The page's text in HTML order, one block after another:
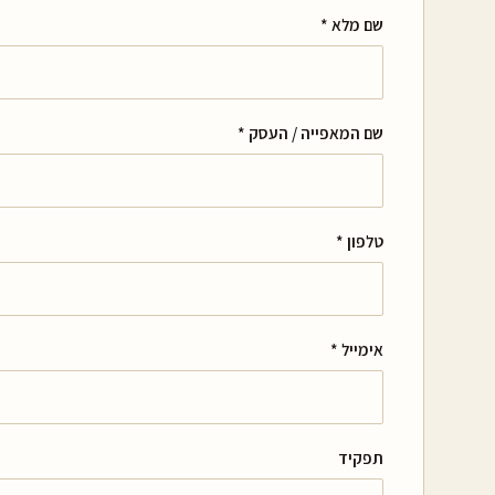
שם מלא *
שם המאפייה / העסק *
טלפון *
אימייל *
תפקיד